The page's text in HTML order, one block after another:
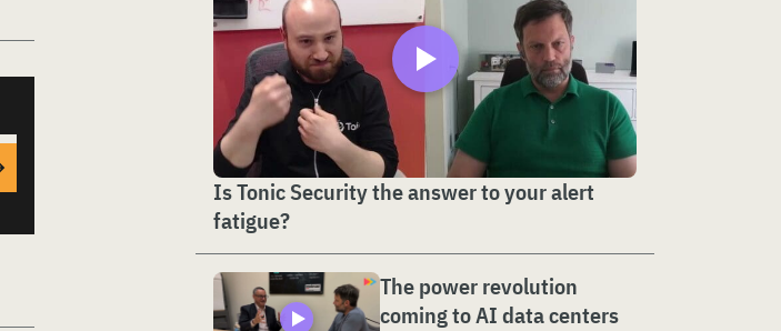
Is Tonic Security the answer to your alert
fatigue?
The power revolution
coming to AI data centers